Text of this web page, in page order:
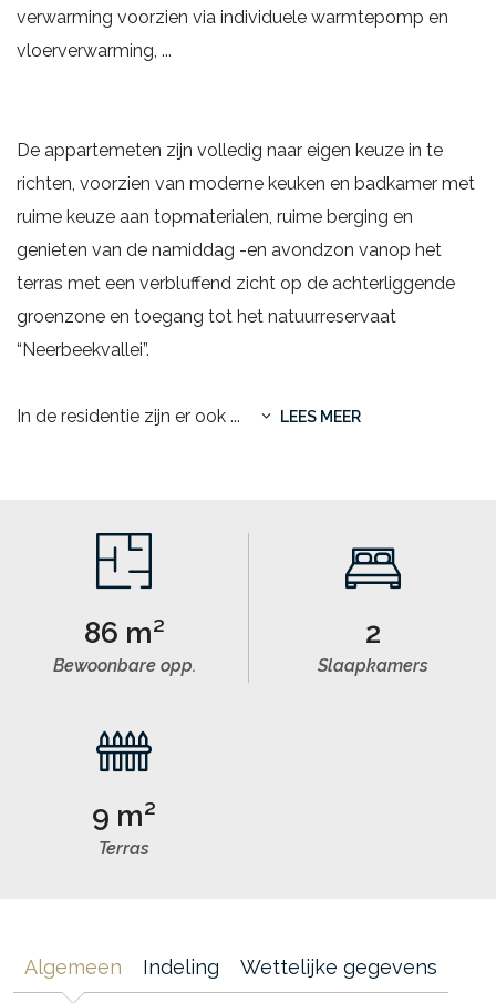
verwarming voorzien via individuele warmtepomp en
vloerverwarming, ...
De appartemeten zijn volledig naar eigen keuze in te
richten, voorzien van moderne keuken en badkamer met
ruime keuze aan topmaterialen, ruime berging en
genieten van de namiddag -en avondzon vanop het
terras met een verbluffend zicht op de achterliggende
groenzone en toegang tot het natuurreservaat
“Neerbeekvallei”.
In de residentie zijn er ook ... LEES MEER
86 m²
Bewoonbare opp.
2
Slaapkamers
9 m²
Terras
Algemeen Indeling Wettelijke gegevens